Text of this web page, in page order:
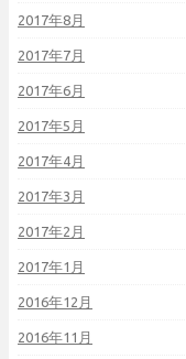
2017年8月
2017年7月
2017年6月
2017年5月
2017年4月
2017年3月
2017年2月
2017年1月
2016年12月
2016年11月